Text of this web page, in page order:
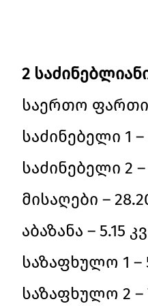
2
საერთო ფართი
საძინებელი 1 –
საძინებელი 2 –
მისაღები –
აბაზანა – 5.15
საზაფხულო 1 –
საზაფხულო 2 –